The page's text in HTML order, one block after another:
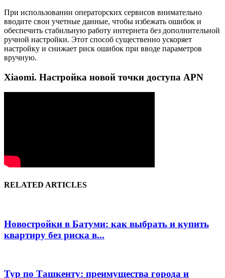
При использовании операторских сервисов внимательно
вводите свои учетные данные, чтобы избежать ошибок и
обеспечить стабильную работу интернета без дополнительной
ручной настройки. Этот способ существенно ускоряет
настройку и снижает риск ошибок при вводе параметров
вручную.
Xiaomi. Настройка новой точки доступа APN
RELATED ARTICLES
Новостройки в Батуми: как выбрать и купить
квартиру без риска в...
Тур по Ташкенту: преимущества города и